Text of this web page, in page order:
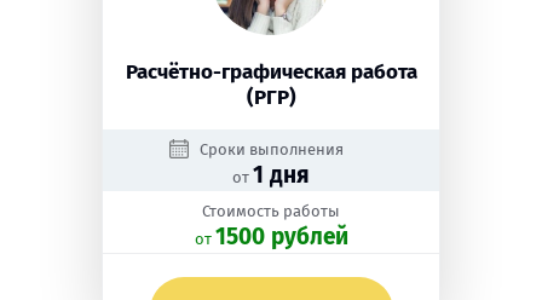
Расчётно-графическая работа
(РГР)
Сроки выполнения
от 1 дня
Стоимость работы
oт 1500 рублей